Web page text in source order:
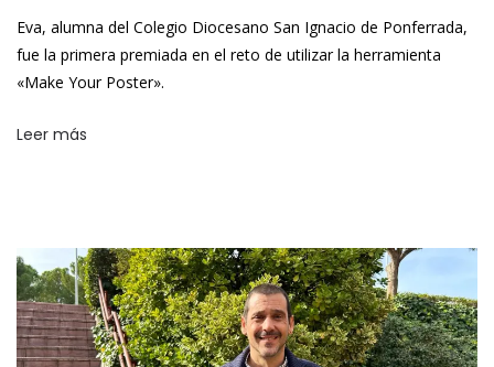
Eva, alumna del Colegio Diocesano San Ignacio de Ponferrada,
fue la primera premiada en el reto de utilizar la herramienta
«Make Your Poster».
Leer más